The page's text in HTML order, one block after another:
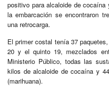
positivo para alcaloide de
la embarcación se encontraron
una retrocarga.
El primer costal tenía 37
20 y el quinto 19, mezclados
Ministerio Público, todas las
kilos de alcaloide de cocaína y
(marihuana).